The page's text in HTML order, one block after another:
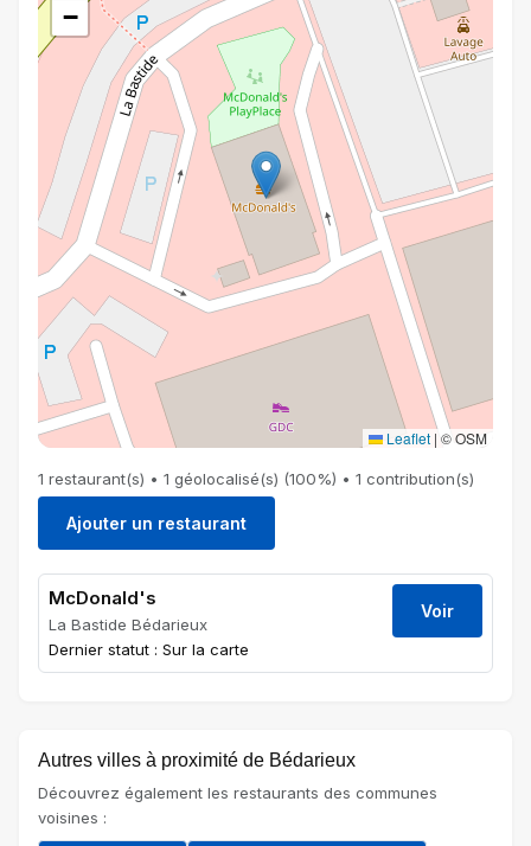
−
Leaflet | © OSM
1 restaurant(s) • 1 géolocalisé(s) (100%) • 1 contribution(s)
Ajouter un restaurant
McDonald's
La Bastide Bédarieux
Dernier statut : Sur la carte
Voir
Autres villes à proximité de Bédarieux
Découvrez également les restaurants des communes
voisines :